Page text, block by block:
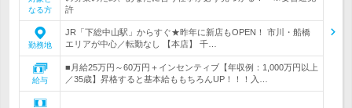
なる方
許
勤務地
JR「下総中山駅」からすぐ★昨年に新店もOPEN！ 市川・船橋
エリアが中心／転勤なし 【本店】 千…
給与
■月給25万円～60万円＋インセンティブ【年収例：1,000万円以上
／35歳】昇格すると基本給ももちろんUP！！！入…